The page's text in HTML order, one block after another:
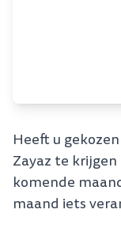
Heeft u
Zayaz te
komende
maand iets